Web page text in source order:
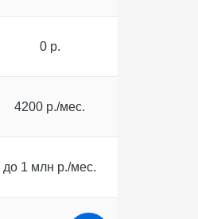
0 р.
4200 р./мес.
до 1 млн р./мес.